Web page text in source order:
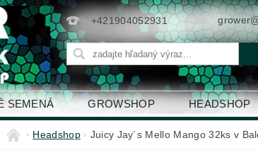
+421904052931
SEMENÁ GROWSHOP HEADSHOP
Headshop Juicy Jay´s Mello Mango 32ks v